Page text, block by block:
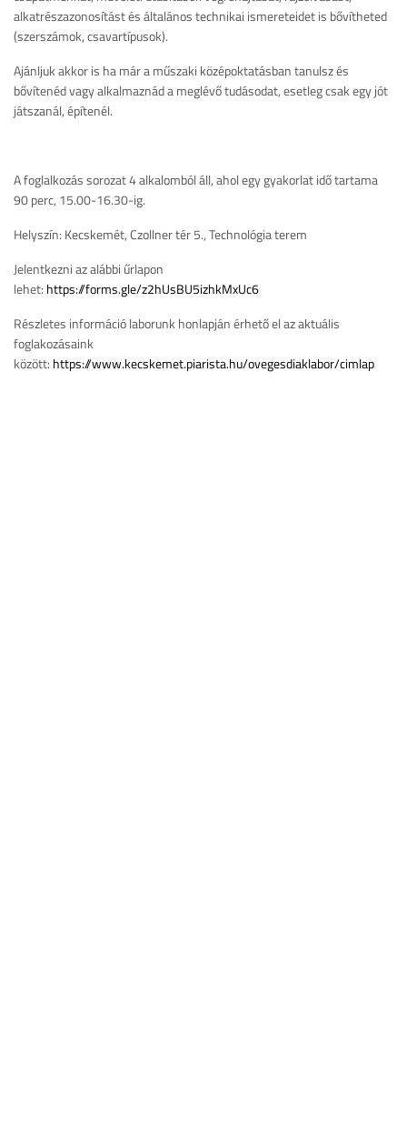
alkatrészazonosítást és általános technikai ismereteidet is bővítheted
(szerszámok, csavartípusok).
Ajánljuk akkor is ha már a műszaki középoktatásban tanulsz és
bővítenéd vagy alkalmaznád a meglévő tudásodat, esetleg csak egy jót
játszanál, építenél.
A foglalkozás sorozat 4 alkalomból áll, ahol egy gyakorlat idő tartama
90 perc, 15.00-16.30-ig.
Helyszín: Kecskemét, Czollner tér 5., Technológia terem
Jelentkezni az alábbi űrlapon
lehet: https://forms.gle/z2hUsBU5izhkMxUc6
Részletes információ laborunk honlapján érhető el az aktuális
foglakozásaink
között: https://www.kecskemet.piarista.hu/ovegesdiaklabor/cimlap